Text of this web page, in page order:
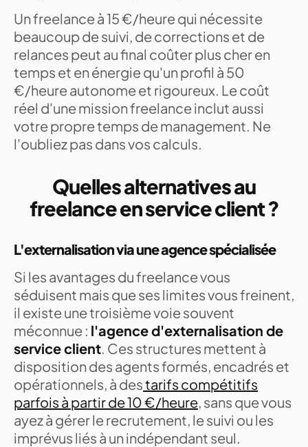
Un freelance à 15 €/heure qui nécessite
beaucoup de suivi, de corrections et de
relances peut au final coûter plus cher en
temps et en énergie qu'un profil à 50
€/heure autonome et rigoureux. Le coût
réel d'une mission freelance inclut aussi
votre propre temps de management. Ne
l'oubliez pas dans vos calculs.
Quelles alternatives au
freelance en service client ?
L'externalisation via une agence spécialisée
Si les avantages du freelance vous
séduisent mais que ses limites vous freinent,
il existe une troisième voie souvent
méconnue : l'agence d'externalisation de
service client. Ces structures mettent à
disposition des agents formés, encadrés et
opérationnels, à destarifs compétitifs
parfois à partir de 10 €/heure, sans que vous
ayez à gérer le recrutement, le suivi ou les
imprévus liés à un indépendant seul.